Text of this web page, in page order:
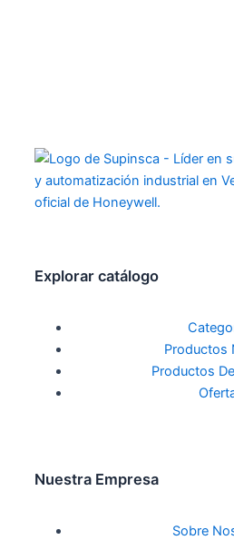
Explorar catálogo
Productos
Productos
Nuestra Empresa
Sobre